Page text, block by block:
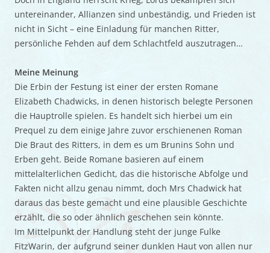
untereinander, Allianzen sind unbeständig, und Frieden ist
nicht in Sicht – eine Einladung für manchen Ritter,
persönliche Fehden auf dem Schlachtfeld auszutragen…
Meine Meinung
Die Erbin der Festung ist einer der ersten Romane
Elizabeth Chadwicks, in denen historisch belegte Personen
die Hauptrolle spielen. Es handelt sich hierbei um ein
Prequel zu dem einige Jahre zuvor erschienenen Roman
Die Braut des Ritters, in dem es um Brunins Sohn und
Erben geht. Beide Romane basieren auf einem
mittelalterlichen Gedicht, das die historische Abfolge und
Fakten nicht allzu genau nimmt, doch Mrs Chadwick hat
daraus das beste gemacht und eine plausible Geschichte
erzählt, die so oder ähnlich geschehen sein könnte.
Im Mittelpunkt der Handlung steht der junge Fulke
FitzWarin, der aufgrund seiner dunklen Haut von allen nur